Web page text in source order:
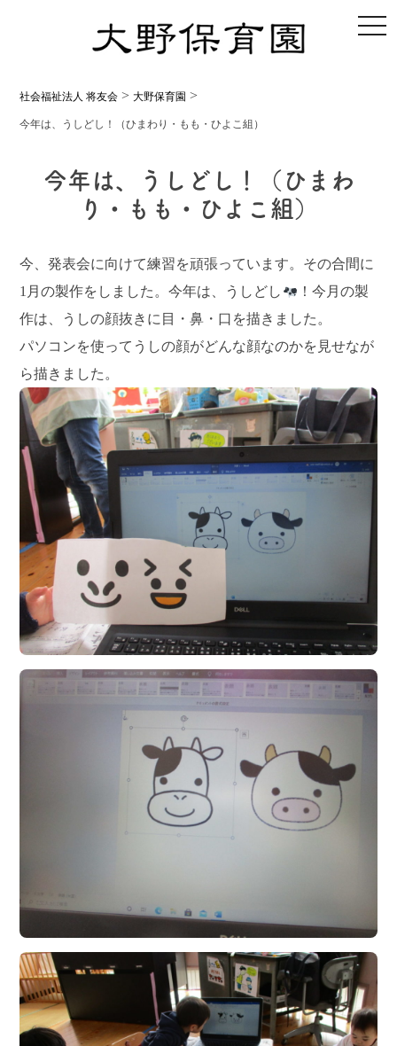
社会福祉法人 将友会 >大野保育園 >
今年は、うしどし！（ひまわり・もも・ひよこ組）
今年は、うしどし！（ひまわ
り・もも・ひよこ組）
今、発表会に向けて練習を頑張っています。その合間に
1月の製作をしました。今年は、うしどし
！今月の製
作は、うしの顔抜きに目・鼻・口を描きました。
パソコンを使ってうしの顔がどんな顔なのかを見せなが
ら描きました。